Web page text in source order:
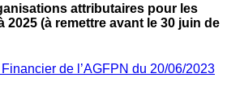
attributaires pour les
2025 (à remettre avant le 30 juin de
de l’AGFPN du 20/06/2023